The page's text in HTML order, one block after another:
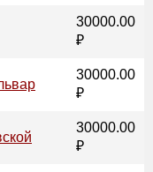
30000.00
₽
30000.00
₽
30000.00
₽